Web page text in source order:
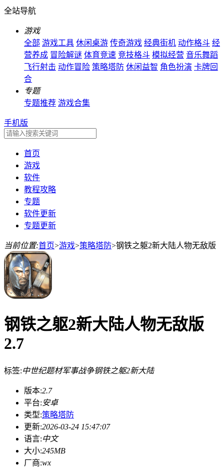
全站导航
游戏
全部 游戏工具 休闲桌游 传奇游戏 经典街机 动作格斗 经
营养成 冒险解谜 体育竞速 竞技格斗 模拟经营 音乐舞蹈
飞行射击 动作冒险 策略塔防 休闲益智 角色扮演 卡牌回
合
专题
专题推荐 游戏合集
手机版
首页
游戏
软件
教程攻略
专题
软件更新
专题更新
当前位置:首页>游戏>策略塔防>钢铁之躯2新大陆人物无敌版
钢铁之躯2新大陆人物无敌版
2.7
标签:中世纪题材军事战争钢铁之躯2新大陆
版本:2.7
平台:安卓
类型:策略塔防
更新:2026-03-24 15:47:07
语言:中文
大小:245MB
厂商:wx